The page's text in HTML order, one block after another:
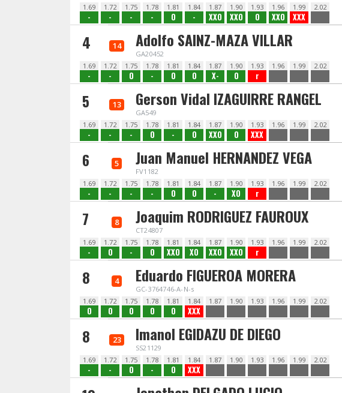
1.69
-
1.72
-
1.75
-
1.78
-
1.81
O
1.84
-
1.87
XXO
1.90
XXO
1.93
O
1.96
XXO
1.99
XXX
2.02
4 14 Adolfo SAINZ-MAZA VILLAR
GA20452
1.69
-
1.72
-
1.75
O
1.78
-
1.81
O
1.84
O
1.87
X-
1.90
O
1.93
r
1.96 1.99 2.02
5 13 Gerson Vidal IZAGUIRRE RANGEL
GA549
1.69
-
1.72
-
1.75
-
1.78
O
1.81
-
1.84
O
1.87
XXO
1.90
O
1.93
XXX
1.96 1.99 2.02
6 5 Juan Manuel HERNANDEZ VEGA
FV1182
1.69
-
1.72
-
1.75
-
1.78
-
1.81
O
1.84
O
1.87
-
1.90
XO
1.93
r
1.96 1.99 2.02
7 8 Joaquim RODRIGUEZ FAUROUX
CT24807
1.69
-
1.72
O
1.75
-
1.78
O
1.81
XXO
1.84
XO
1.87
XXO
1.90
XXO
1.93
r
1.96 1.99 2.02
8 4 Eduardo FIGUEROA MORERA
GC-3764746-A-N-s
1.69
O
1.72
O
1.75
O
1.78
O
1.81
O
1.84
XXX
1.87 1.90 1.93 1.96 1.99 2.02
8 23 Imanol EGIDAZU DE DIEGO
SS21129
1.69
-
1.72
-
1.75
O
1.78
-
1.81
O
1.84
XXX
1.87 1.90 1.93 1.96 1.99 2.02